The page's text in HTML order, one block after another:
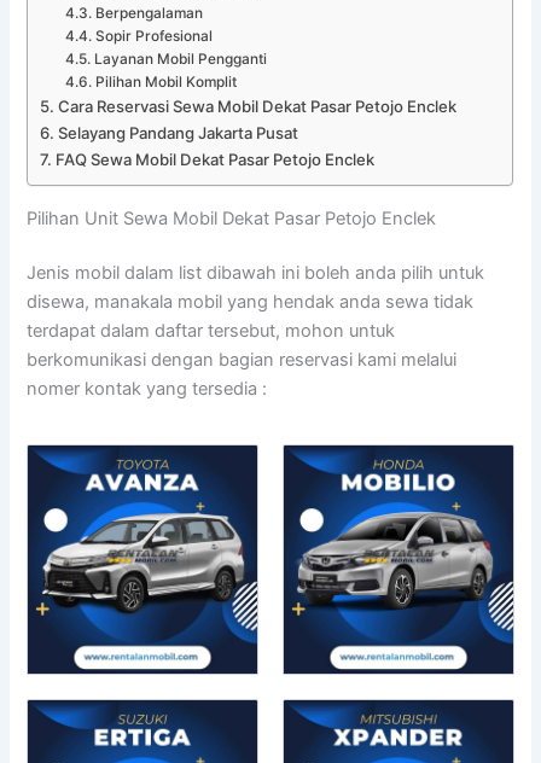
Berpengalaman
Sopir Profesional
Layanan Mobil Pengganti
Pilihan Mobil Komplit
Cara Reservasi Sewa Mobil Dekat Pasar Petojo Enclek
Selayang Pandang Jakarta Pusat
FAQ Sewa Mobil Dekat Pasar Petojo Enclek
Pilihan Unit Sewa Mobil Dekat Pasar Petojo Enclek
Jenis mobil dalam list dibawah ini boleh anda pilih untuk
disewa, manakala mobil yang hendak anda sewa tidak
terdapat dalam daftar tersebut, mohon untuk
berkomunikasi dengan bagian reservasi kami melalui
nomer kontak yang tersedia :